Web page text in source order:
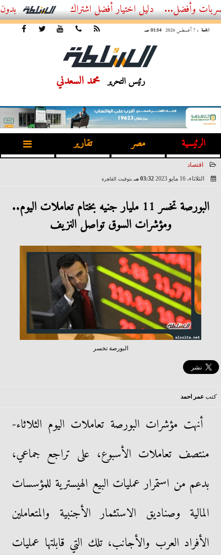
أفضل اشتراك IPTV بدون تقطيع 2026 – دليل المشاهد العصري
الجمعة ، 7 أغسطس 2026 01:54 صـ
رئيس التحرير محمد السعدني
الرئيسية مصر تقارير
اقتصاد
الثلاثاء، 16 مايو 2023
03:32 مـ بتوقيت القاهرة
البورصة تخسر 11 مليار جنيه بختام تعاملات اليوم..
ومؤشرات السوق تواصل النزيف
البورصة تخسر
كتب عمر احمد
أنهت مؤشرات البورصة تعاملات اليوم الثلاثاء-
منتصف تعاملات الأسبوع، على تراجع جماعي،
بدعم من استمرار عمليات البيع الهيسترية للمؤسسات
المالية وصناديق الاستثمار الأجنبية والمتعاملين
الأفراد العرب والأجانب، تلك التي قابلتها عمليات